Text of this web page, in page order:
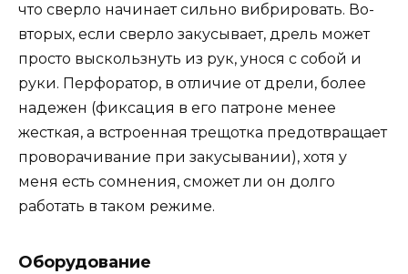
что сверло начинает сильно вибрировать. Во-
вторых, если сверло закусывает, дрель может
просто выскользнуть из рук, унося с собой и
руки. Перфоратор, в отличие от дрели, более
надежен (фиксация в его патроне менее
жесткая, а встроенная трещотка предотвращает
проворачивание при закусывании), хотя у
меня есть сомнения, сможет ли он долго
работать в таком режиме.
Оборудование